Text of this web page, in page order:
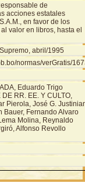
de
acciones estatales
en favor de los
valor en libros, hasta el
abril/1995
normas/verGratis/
Eduardo Trigo
RR. EE. Y CULTO,
Pierola, José G.
Bauer, Fernando Alvaro
Molina, Reynaldo
Alfonso Revollo